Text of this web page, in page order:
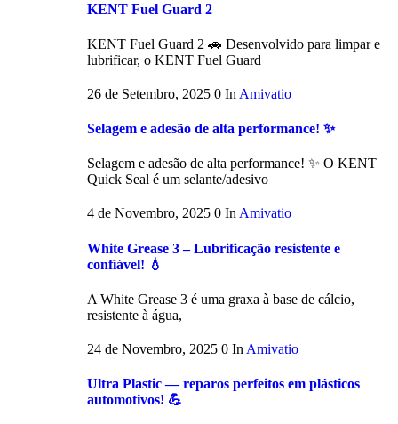
KENT Fuel Guard 2
KENT Fuel Guard 2 🚗 Desenvolvido para limpar e
lubrificar, o KENT Fuel Guard
26 de Setembro, 2025 0 In Amivatio
Selagem e adesão de alta performance! ✨
Selagem e adesão de alta performance! ✨ O KENT
Quick Seal é um selante/adesivo
4 de Novembro, 2025 0 InAmivatio
White Grease 3 – Lubrificação resistente e
confiável! 💧
A White Grease 3 é uma graxa à base de cálcio,
resistente à água,
24 de Novembro, 2025 0 In Amivatio
Ultra Plastic — reparos perfeitos em plásticos
automotivos! 💪